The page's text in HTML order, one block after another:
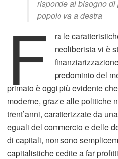
risponde al bisogno
popolo va a destra
F
ra le
neoliberista vi è
predominio del
primato è oggi più evidente
moderne, grazie alle politiche
trent’anni, caratterizzate da
eguali del commercio e delle
di capitali, non sono
capitalistiche dedite a far